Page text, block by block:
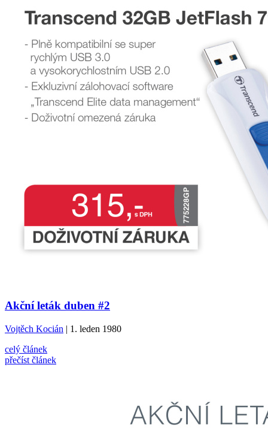
Akční leták duben #2
Vojtěch Kocián | 1. leden 1980
celý článek
přečíst článek